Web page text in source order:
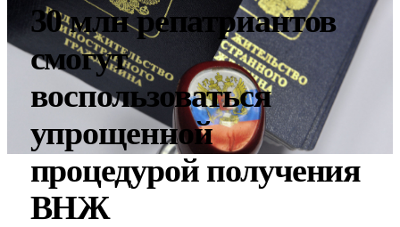
30 млн репатриантов
смогут
воспользоваться
упрощенной
процедурой получения
ВНЖ